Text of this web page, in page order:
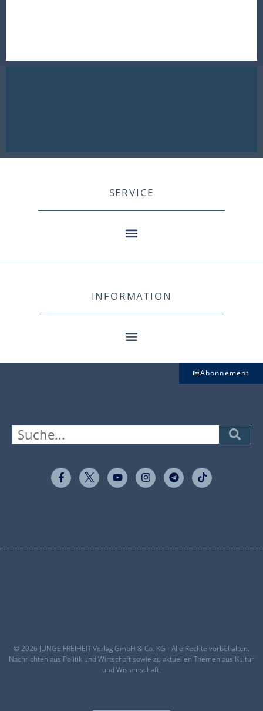
SERVICE
INFORMATION
Abonnement
© 2026 JUNGE FREIHEIT Verlag GmbH & Co. KG - Alle Rechte vorbehalten.
Nachrichten aus Politik und Wirtschaft sowie zu aktuellen Themen aus Kultur
und Wissenschaft.